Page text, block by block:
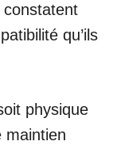
qu’ils
physique
maintien